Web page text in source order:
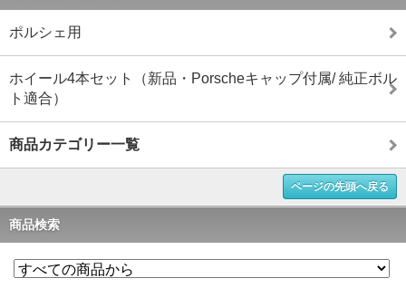
ポルシェ用
ホイール4本セット（新品・Porscheキャップ付属/ 純正ボル
ト適合）
商品カテゴリー一覧
ページの先頭へ戻る
商品検索